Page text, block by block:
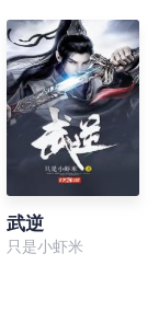
武逆
只是小虾米